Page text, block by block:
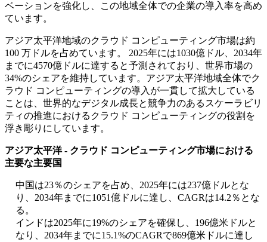
ベーションを強化し、この地域全体での企業の導入率を高め
ています。
アジア太平洋地域のクラウド コンピューティング市場は約
100 万ドルを占めています。 2025年には1030億ドル、2034年
までに4570億ドルに達すると予測されており、世界市場の
34%のシェアを維持しています。アジア太平洋地域全体でク
ラウド コンピューティングの導入が一貫して拡大している
ことは、世界的なデジタル成長と競争力のあるスケーラビリ
ティの推進におけるクラウド コンピューティングの役割を
浮き彫りにしています。
アジア太平洋 - クラウド コンピューティング市場における
主要な主要国
中国は23％のシェアを占め、2025年には237億ドルとな
り、2034年までに1051億ドルに達し、CAGRは14.2％とな
る。
インドは2025年に19%のシェアを確保し、196億米ドルと
なり、2034年までに15.1%のCAGRで869億米ドルに達し